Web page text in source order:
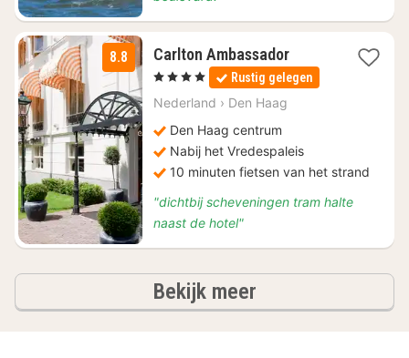
8.8 Carlton Ambassador4
nachten
vanaf
, 4 Sterren Rustig gelegen
Nederland › Den Haag
Den Haag centrum
Nabij het Vredespaleis
10 minuten fietsen van het strand
"dichtbij scheveningen tram halte
naast de hotel"
Bekijk meerhotels